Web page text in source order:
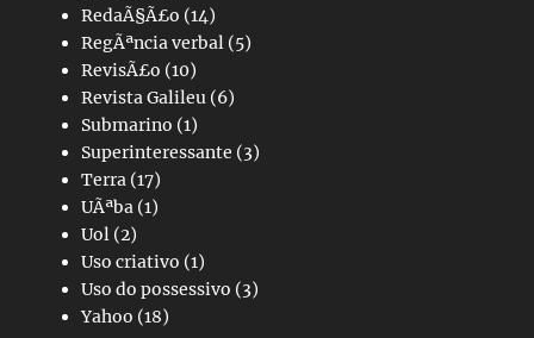
RedaÃ§Ã£o (14)
RegÃªncia verbal (5)
RevisÃ£o (10)
Revista Galileu (6)
Submarino (1)
Superinteressante (3)
Terra (17)
UÃªba (1)
Uol (2)
Uso criativo (1)
Uso do possessivo (3)
Yahoo (18)